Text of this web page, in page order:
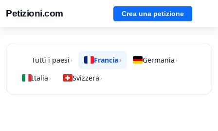
Petizioni.com Crea una petizione
Tutti i paesi › Francia› Germania ›
Italia › Svizzera ›